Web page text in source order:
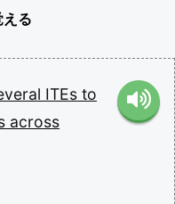
える
ITEs to
across